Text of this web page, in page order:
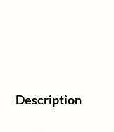
Description